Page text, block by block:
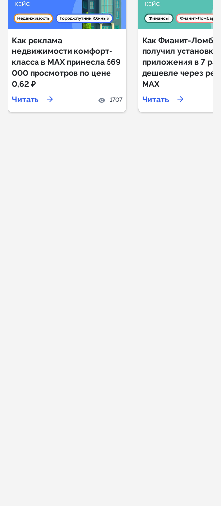
Как реклама
недвижимости комфорт-
класса в MAX принесла 569
000 просмотров по цене
0,62 ₽
Читать
1707
Как Фианит-
получил установки
приложения в 7 раз
дешевле через
MAX
Читать